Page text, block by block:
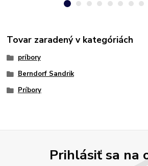
Tovar zaradený v kategóriách
príbory
Berndorf Sandrik
Príbory
Prihlásiť sa na